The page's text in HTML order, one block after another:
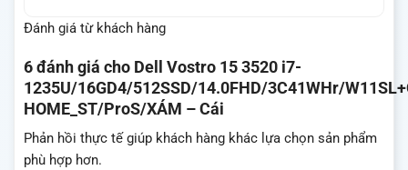
Đánh giá từ khách hàng
6 đánh giá cho Dell Vostro 15 3520 i7-
1235U/16GD4/512SSD/14.0FHD/3C41WHr/
HOME_ST/ProS/XÁM – Cái
Phản hồi thực tế giúp khách hàng khác lựa chọn sản phẩm
phù hợp hơn.